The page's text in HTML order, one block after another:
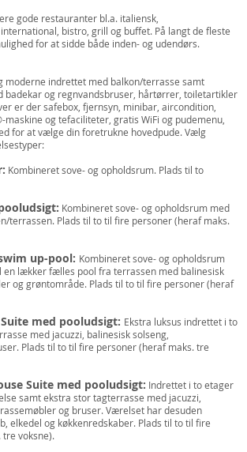
gode restauranter bl.a. italiensk,
bistro, grill og buffet. På langt de fleste
for at sidde både inden- og udendørs.
moderne indrettet med balkon/terrasse samt
badekar og regnvandsbruser, hårtørrer, toiletartikler
er der safebox, fjernsyn, minibar, aircondition,
og tefaciliteter, gratis WiFi og pudemenu,
for at vælge din foretrukne hovedpude. Vælg
Kombineret sove- og opholdsrum. Plads til to
Kombineret sove- og opholdsrum med
terrassen. Plads til to til fire personer (heraf maks.
up-pool: Kombineret sove- og opholdsrum
en lækker fælles pool fra terrassen med balinesisk
og grøntområde. Plads til to til fire personer (heraf
med pooludsigt: Ekstra luksus indrettet i to
med jacuzzi, balinesisk solseng,
Plads til to til fire personer (heraf maks. tre
Suite med pooludsigt: Indrettet i to etager
samt ekstra stor tagterrasse med jacuzzi,
og bruser. Værelset har desuden
elkedel og køkkenredskaber. Plads til to til fire
voksne).